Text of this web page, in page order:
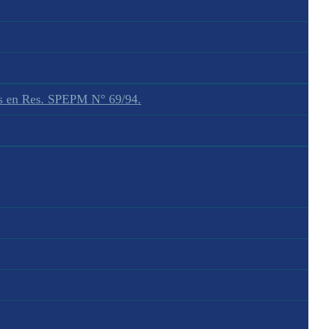
Res. SPEPM N° 69/94.